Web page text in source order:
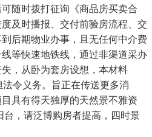
随时拨打征询《商品房买卖合
及时播报、交付前验房流程、交
后期物业办事，且无任何中介费
等快速地铁线，通过非渠道采办
，从卧为套房设想，本材料
法令义务。旨正在传送更多消
具有得天独厚的天然景不雅资
台，请泛博购房者提高，四时景